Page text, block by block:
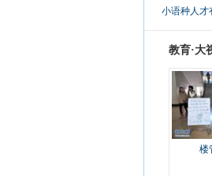
小语种人才
教育·大
楼